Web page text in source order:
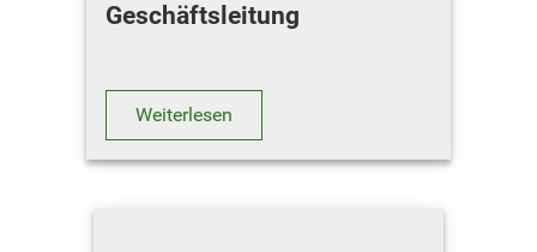
Geschäftsleitung
Weiterlesen